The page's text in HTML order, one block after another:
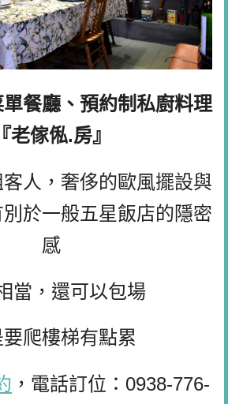
餐廳、預約制私廚料理
『老傢俬.房』
人，奢侈的歐風擺設與
於一般五星飯店的隱密
感
當，還可以包場
要爬樓梯有點累
，電話訂位：0938-776-